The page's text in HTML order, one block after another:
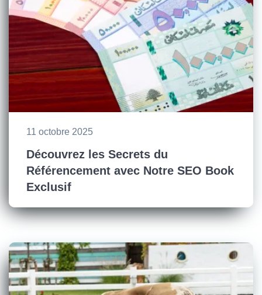
11 octobre 2025
Découvrez les Secrets du
Référencement avec Notre SEO Book
Exclusif